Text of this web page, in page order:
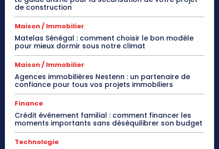
de construction
Maison / Immobilier
Matelas Sénégal : comment choisir le bon modèle
pour mieux dormir sous notre climat
Maison / Immobilier
Agences immobilières Nestenn : un partenaire de
confiance pour tous vos projets immobiliers
Finance
Crédit événement familial : comment financer les
moments importants sans déséquilibrer son budget
Technologie